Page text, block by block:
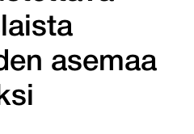
asemaa